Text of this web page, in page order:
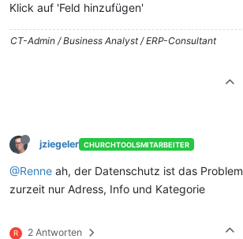
Klick auf 'Feld hinzufügen'
CT-Admin / Business Analyst / ERP-Consultant
jziegeler CHURCHTOOLSMITARBEITER
@Renne ah, der Datenschutz ist das Problem
zurzeit nur Adress, Info und Kategorie
R 2 Antworten